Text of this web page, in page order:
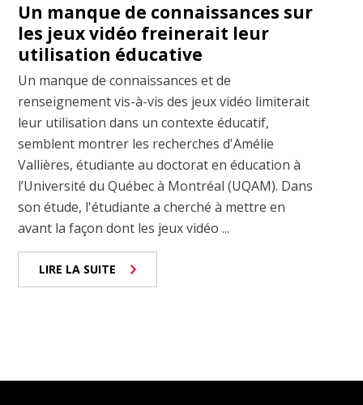
Un manque de connaissances sur
les jeux vidéo freinerait leur
utilisation éducative
Un manque de connaissances et de
renseignement vis-à-vis des jeux vidéo limiterait
leur utilisation dans un contexte éducatif,
semblent montrer les recherches d'Amélie
Vallières, étudiante au doctorat en éducation à
l’Université du Québec à Montréal (UQAM). Dans
son étude, l'étudiante a cherché à mettre en
avant la façon dont les jeux vidéo ...
LIRE LA SUITE